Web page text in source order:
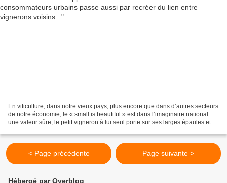
En viticulture, dans notre vieux pays, plus encore que dans d’autres secteurs
de notre économie, le « small is beautiful » est dans l’imaginaire national
une valeur sûre, le petit vigneron à lui seul porte sur ses larges épaules et
< Page précédente Page suivante >
Hébergé par Overblog